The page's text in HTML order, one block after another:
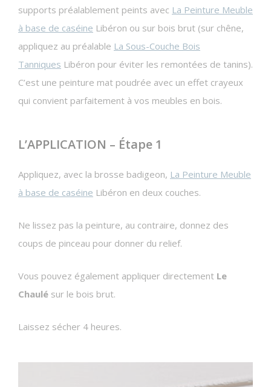
supports préalablement peints avec La Peinture Meuble
à base de caséine Libéron ou sur bois brut (sur chêne,
appliquez au préalable La Sous-Couche Bois
Tanniques Libéron pour éviter les remontées de tanins).
C’est une peinture mat poudrée avec un effet crayeux
qui convient parfaitement à vos meubles en bois.
L’APPLICATION – Étape 1
Appliquez, avec la brosse badigeon, La Peinture Meuble
à base de caséine Libéron en deux couches.
Ne lissez pas la peinture, au contraire, donnez des
coups de pinceau pour donner du relief.
Vous pouvez également appliquer directement Le
Chaulé sur le bois brut.
Laissez sécher 4 heures.